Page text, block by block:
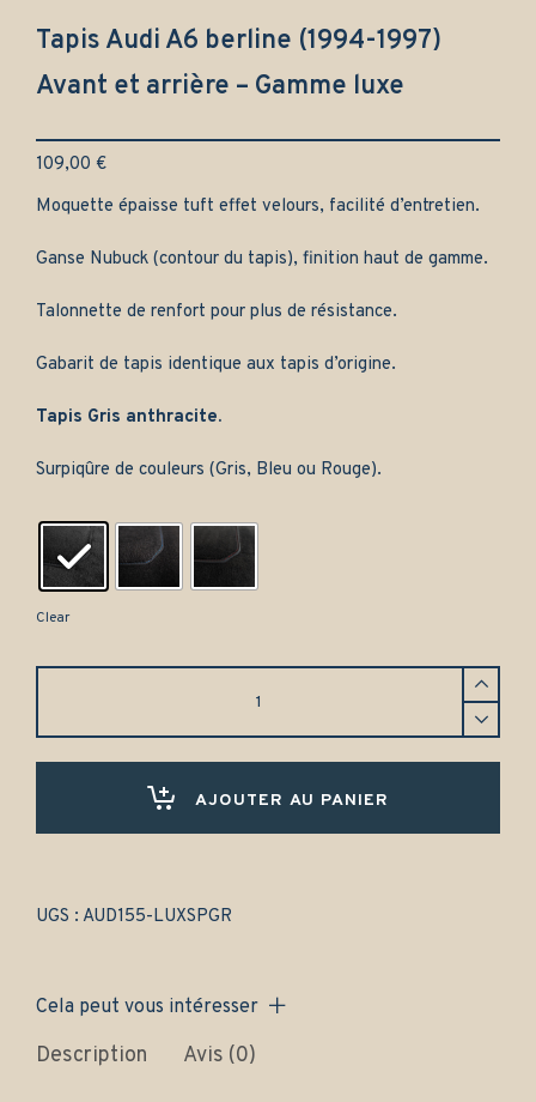
Tapis Audi A6 berline (1994-1997)
Avant et arrière – Gamme luxe
109,00 €
Moquette épaisse tuft effet velours, facilité d’entretien.
Ganse Nubuck (contour du tapis), finition haut de gamme.
Talonnette de renfort pour plus de résistance.
Gabarit de tapis identique aux tapis d’origine.
Tapis Gris anthracite.
Surpiqûre de couleurs (Gris, Bleu ou Rouge).
Clear
Gamme
AJOUTER AU PANIER
UGS : AUD155-LUXSPGR
Cela peut vous intéresser
Description Avis (0)